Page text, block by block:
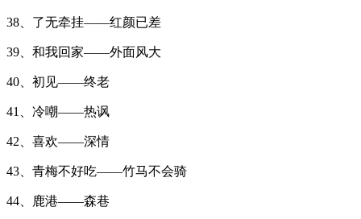
38、了无牵挂——红颜已差
39、和我回家——外面风大
40、初见——终老
41、冷嘲——热讽
42、喜欢——深情
43、青梅不好吃——竹马不会骑
44、鹿港——森巷